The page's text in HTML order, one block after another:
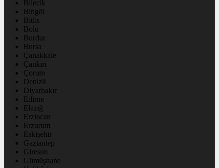
Bilecik
Bingöl
Bitlis
Bolu
Burdur
Bursa
Çanakkale
Çankırı
Çorum
Denizli
Diyarbakır
Edirne
Elazığ
Erzincan
Erzurum
Eskişehir
Gaziantep
Giresun
Gümüşhane